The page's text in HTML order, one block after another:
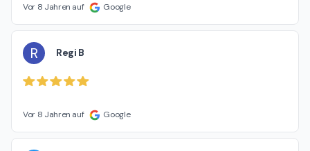
Vor 8 Jahren auf Google
R Regi B
Vor 8 Jahren auf Google